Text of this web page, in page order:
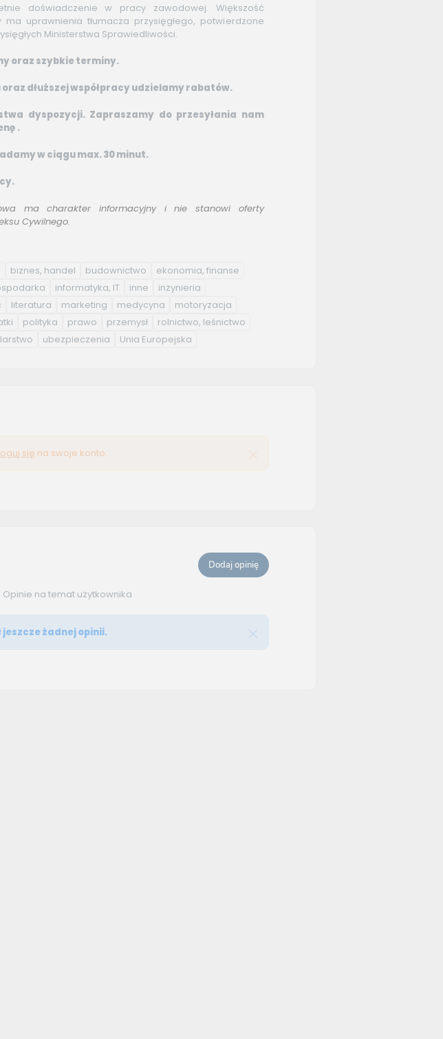
doświadczenie w pracy zawodowej. Większość
ma uprawnienia tłumacza przysięgłego, potwierdzone
Ministerstwa Sprawiedliwości.
oraz szybkie terminy.
dłuższej współpracy udzielamy rabatów.
dyspozycji. Zapraszamy do przesyłania nam
.
w ciągu max. 30 minut.
ma charakter informacyjny i nie stanowi oferty
Cywilnego.
biznes, handel budownictwo
ekonomia, finanse
informatyka, IT inne
inżynieria
literatura marketing medycyna
motoryzacja
polityka prawo przemysł
rolnictwo, leśnictwo
ubezpieczenia Unia Europejska
się na swoje konto.
Dodaj opinię
Opinie na temat użytkownika
żadnej opinii.